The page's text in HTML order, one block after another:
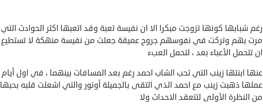
رغم شبابها كونها تزوجت مبكرا الا ان نفيسة تعبة وقد اتعبها اكثر الحوادث التي
مرت بهم وتركت في نفوسهم جروح عميقة جعلت من نفيسة منهكة لا تستطيع
ان تتحمل الأعباء بعد ، لتحمل العبء
عنها ابنتها زينب التي تحب الشاب احمد رغم بعد المسافات بينهما ، في اول أيام
عملها ذهبت زينب مع احمد الذي التقى بالجميلة أونور والتي اشعلت قلبه بحبها
من النظرة الأولى لتتعقد الاحداث ولا